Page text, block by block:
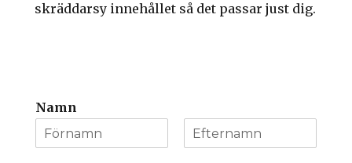
skräddarsy innehållet så det passar just dig.
Namn